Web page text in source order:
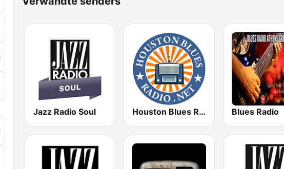
Jazz Radio Soul Houston Blues Radio Blues Radio